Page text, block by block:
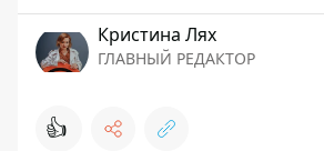
Кристина Лях
ГЛАВНЫЙ РЕДАКТОР
👍